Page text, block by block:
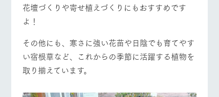
花壇づくりや寄せ植えづくりにもおすすめです
よ！
その他にも、寒さに強い花苗や日陰でも育てやす
い宿根草など、これからの季節に活躍する植物を
取り揃えています。